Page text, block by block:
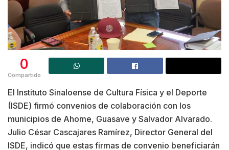
0
Compartido
El Instituto Sinaloense de Cultura Física y el Deporte
(ISDE) firmó convenios de colaboración con los
municipios de Ahome, Guasave y Salvador Alvarado.
Julio César Cascajares Ramírez, Director General del
ISDE, indicó que estas firmas de convenio beneficiarán